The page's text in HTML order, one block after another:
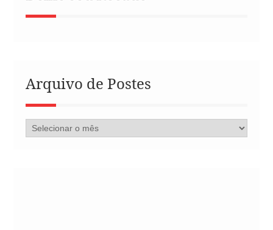
Arquivo de Postes
Arquivo
de